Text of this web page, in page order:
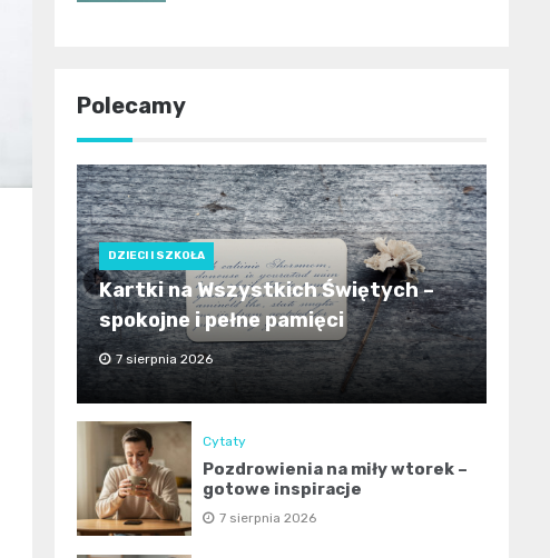
Polecamy
DZIECI I SZKOŁA
Kartki na Wszystkich Świętych –
spokojne i pełne pamięci
7 sierpnia 2026
Cytaty
Pozdrowienia na miły wtorek –
gotowe inspiracje
7 sierpnia 2026